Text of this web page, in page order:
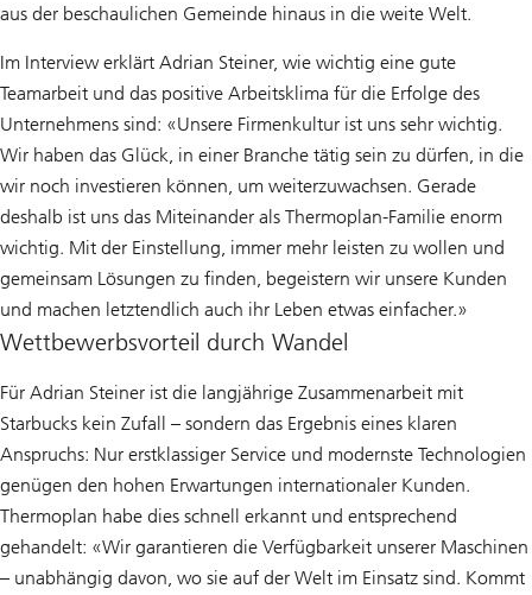
aus der beschaulichen Gemeinde hinaus in die weite Welt.
Im Interview erklärt Adrian Steiner, wie wichtig eine gute
Teamarbeit und das positive Arbeitsklima für die Erfolge des
Unternehmens sind: «Unsere Firmenkultur ist uns sehr wichtig.
Wir haben das Glück, in einer Branche tätig sein zu dürfen, in die
wir noch investieren können, um weiterzuwachsen. Gerade
deshalb ist uns das Miteinander als Thermoplan-Familie enorm
wichtig. Mit der Einstellung, immer mehr leisten zu wollen und
gemeinsam Lösungen zu finden, begeistern wir unsere Kunden
und machen letztendlich auch ihr Leben etwas einfacher.»
Wettbewerbsvorteil durch Wandel
Für Adrian Steiner ist die langjährige Zusammenarbeit mit
Starbucks kein Zufall – sondern das Ergebnis eines klaren
Anspruchs: Nur erstklassiger Service und modernste Technologien
genügen den hohen Erwartungen internationaler Kunden.
Thermoplan habe dies schnell erkannt und entsprechend
gehandelt: «Wir garantieren die Verfügbarkeit unserer Maschinen
– unabhängig davon, wo sie auf der Welt im Einsatz sind. Kommt